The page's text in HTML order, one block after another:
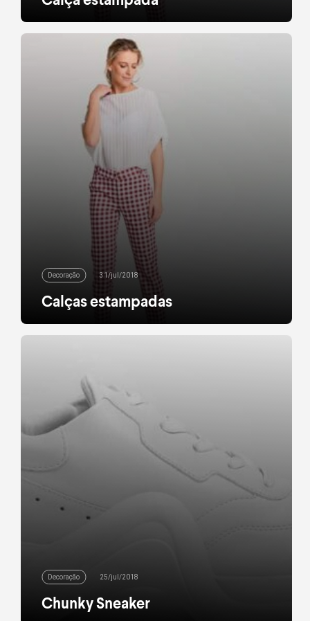
Seja a ideia chamar atenção ou não, a calça
estampada sempre dá um jeito de brilhar na
produção. Podemos contar também com o item
nos dias em que a criatividade some e não
sabemos como animar o look – e uma camiseta e
sapato básicos sempre ganham novos ares
quando combinados a estampas. Modelos mais
ajustados […]
leia mais
Decoração 31/jul/2018
Calças estampadas
Seja a ideia chamar atenção ou não, a calça
estampada sempre dá um jeito de brilhar na
sapato básicos sempre ganham novos ares
quando combinados a estampas. Modelos
mais ajustados ao corpo, por exemplo, […]
leia mais
Decoração 25/jul/2018
Chunky Sneaker